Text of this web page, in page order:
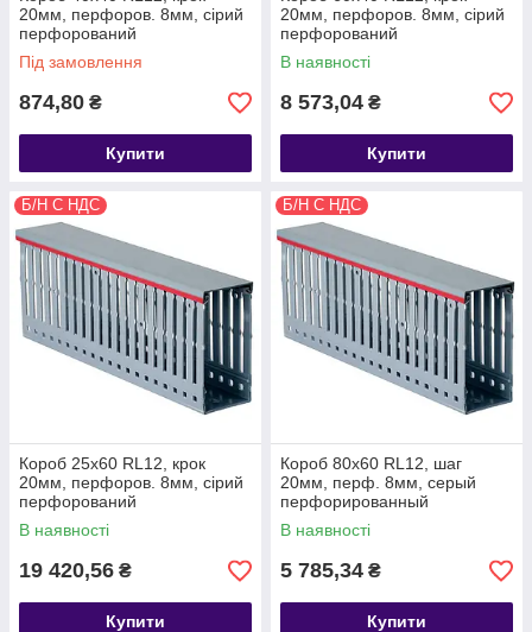
20мм, перфоров. 8мм, сірий
перфорований
Під замовлення
874,80 ₴
Купити
20мм, перфоров. 8мм, сірий
перфорований
В наявності
8 573,04 ₴
Купити
Б/Н С НДС
Короб 25х60 RL12, крок
20мм, перфоров. 8мм, сірий
перфорований
В наявності
19 420,56 ₴
Купити
Б/Н С НДС
Короб 80х60 RL12, шаг
20мм, перф. 8мм, серый
перфорированный
В наявності
5 785,34 ₴
Купити